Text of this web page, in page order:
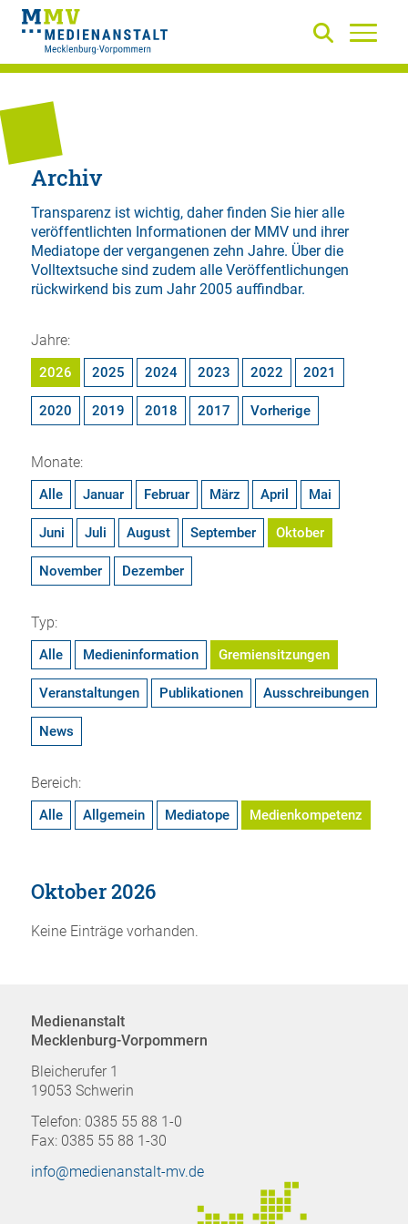
Archiv
Transparenz ist wichtig, daher finden Sie hier alle
veröffentlichten Informationen der MMV und ihrer
Mediatope der vergangenen zehn Jahre. Über die
Volltextsuchesind zudem alle Veröffentlichungen
rückwirkend bis zum Jahr 2005 auffindbar.
Jahre:
2026 2025 2024 2023 2022 2021
2020 2019 2018 2017 Vorherige
Monate:
Alle Januar Februar März April Mai
Juni Juli August September Oktober
November Dezember
Typ:
Alle Medieninformation Gremiensitzungen
Veranstaltungen Publikationen Ausschreibungen
News
Bereich:
Alle Allgemein Mediatope Medienkompetenz
Oktober 2026
Keine Einträge vorhanden.
Medienanstalt
Mecklenburg-Vorpommern
Bleicherufer 1
19053 Schwerin
Telefon: 0385 55 88 1-0
Fax: 0385 55 88 1-30
info@medienanstalt-mv.de